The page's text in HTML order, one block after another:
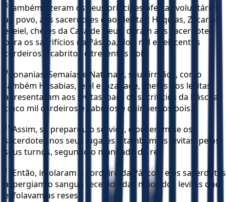
8Também fizeram os seus príncipes ofertas voluntárias
ao povo, aos sacerdotes e aos levitas; Hilquias, Zacarias
e Jeiel, chefes da Casa de Deus, deram aos sacerdotes,
para os sacrifícios da Páscoa, dois mil e seiscentos
cordeiros e cabritos e trezentos bois.
9Conanias, Semaías e Natanael, seus irmãos, como
também Hasabias, Jeiel e Jozabade, chefes dos levitas,
apresentaram aos levitas, para os sacrifícios da Páscoa,
cinco mil cordeiros e cabritos e quinhentos bois.
10 Assim, se preparou o serviço, e puseram-se os
sacerdotes nos seus lugares e também os levitas, pelos
seus turnos, segundo o mandado do rei.
11
Então, imolaram o cordeiro da Páscoa; e os sacerdotes
aspergiam o sangue recebido das mãos dos levitas que
esfolavam as reses.